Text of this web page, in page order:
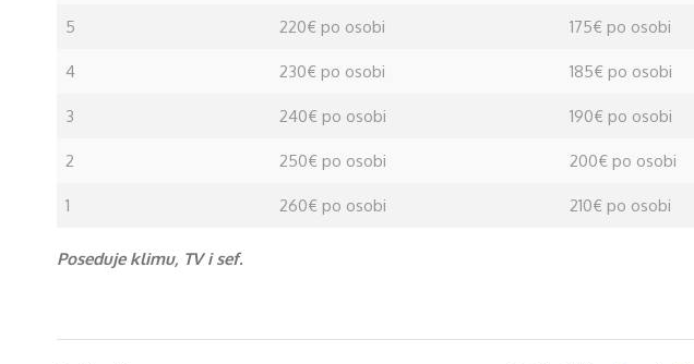
5 220€ po osobi 175€ po osobi
4 230€ po osobi 185€ po osobi
3 240€ po osobi 190€ po osobi
2 250€ po osobi 200€ po osobi
1 260€ po osobi 210€ po osobi
Poseduje klimu, TV i sef.